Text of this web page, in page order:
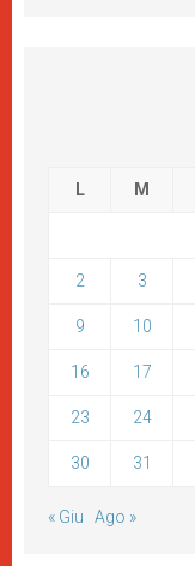
L M
2 3
9 10
16 17
23 24
30 31
« Giu Ago »